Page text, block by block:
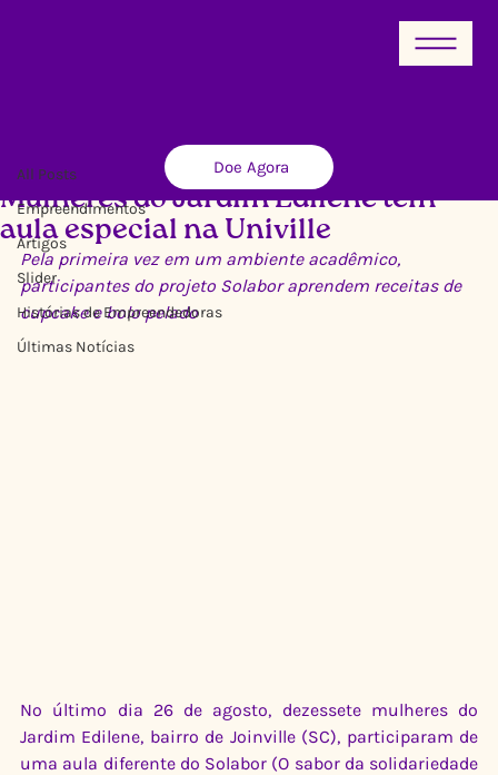
Doe Agora
All Posts
Empreendimentos
Artigos
Slider
Histórias de Empreendedoras
Últimas Notícias
Mulheres do Jardim Edilene têm
aula especial na Univille
Ricardo Xavier 1 de set. de 20142 min de leitura
Pela primeira vez em um ambiente acadêmico,
participantes do projeto Solabor aprendem receitas de
cupcake e bolo pelado
No último dia 26 de agosto, dezessete mulheres do
Jardim Edilene, bairro de Joinville (SC), participaram de
uma aula diferente do Solabor (O sabor da solidariedade